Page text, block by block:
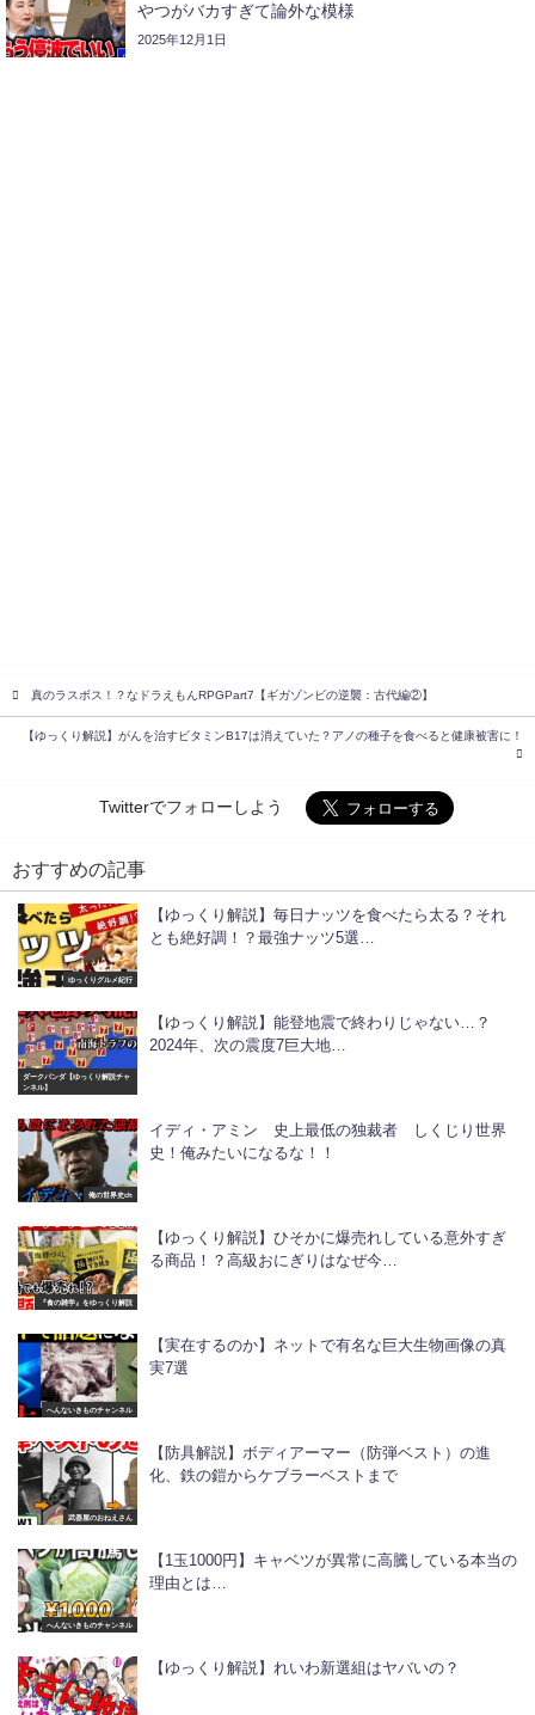
やつがバカすぎて論外な模様
2025年12月1日
真のラスボス！？なドラえもんRPGPart7【ギガゾンビの逆襲：古代編②】
【ゆっくり解説】がんを治すビタミンB17は消えていた？アノの種子を食べると健康被害に！
Twitterでフォローしよう
おすすめの記事
ゆっくりグルメ紀行
【ゆっくり解説】毎日ナッツを食べたら太る？それ
とも絶好調！？最強ナッツ5選…
ダークパンダ【ゆっくり解説チャ
ンネル】
【ゆっくり解説】能登地震で終わりじゃない…？
2024年、次の震度7巨大地…
俺の世界史ch
イディ・アミン 史上最低の独裁者 しくじり世界
史！俺みたいになるな！！
『食の雑学』をゆっくり解説
【ゆっくり解説】ひそかに爆売れしている意外すぎ
る商品！？高級おにぎりはなぜ今…
へんないきものチャンネル
【実在するのか】ネットで有名な巨大生物画像の真
実7選
武器屋のおねえさん
【防具解説】ボディアーマー（防弾ベスト）の進
化、鉄の鎧からケブラーベストまで
へんないきものチャンネル
【1玉1000円】キャベツが異常に高騰している本当の
理由とは…
【ゆっくり解説】れいわ新選組はヤバいの？